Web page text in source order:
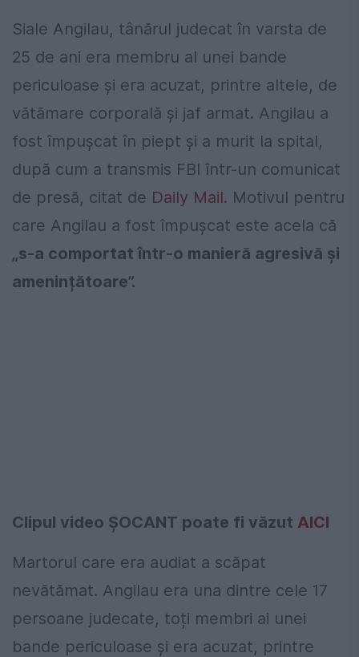
Siale Angilau, tânărul judecat în varsta de
25 de ani era membru al unei bande
periculoase și era acuzat, printre altele, de
vătămare corporală și jaf armat. Angilau a
fost împușcat în piept și a murit la spital,
după cum a transmis FBI într-un comunicat
de presă, citat de Daily Mail. Motivul pentru
care Angilau a fost împușcat este acela că
„s-a comportat într-o manieră agresivă și
amenințătoare”.
Clipul video ȘOCANT poate fi văzut AICI
Martorul care era audiat a scăpat
nevătămat. Angilau era una dintre cele 17
persoane judecate, toți membri ai unei
bande periculoase şi era acuzat, printre